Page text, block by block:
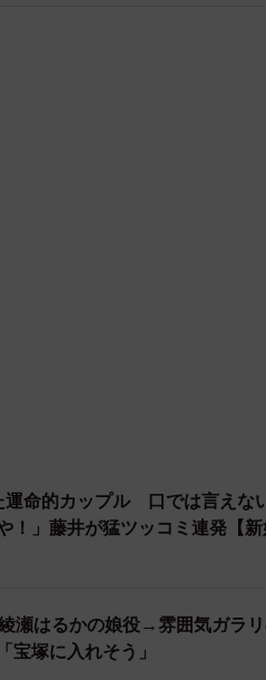
運命的カップル 口では言えな
！」藤井が猛ツッコミ連発【新
瀬はるかの娘役→雰囲気ガラ
塚に入れそう」